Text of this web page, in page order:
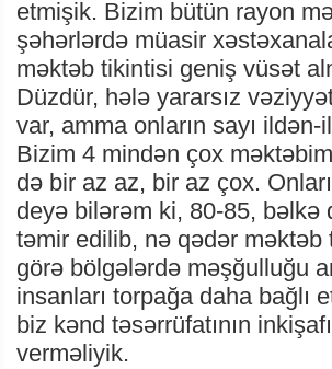
etmişik. Bizim bütün rayon
şəhərlərdə müasir
məktəb tikintisi geniş vüsət
Düzdür, hələ yararsız
var, amma onların sayı ildən-
Bizim 4 mindən çox
də bir az az, bir az çox.
deyə bilərəm ki, 80-85, bəlkə
təmir edilib, nə qədər məktəb
görə bölgələrdə məşğulluğu
insanları torpağa daha bağlı
biz kənd təsərrüfatının
verməliyik.